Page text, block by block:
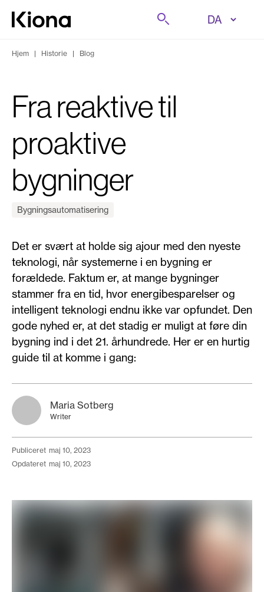
Gå til indhold
Gå til forsiden
Søg på
Hjem | Historie | Blog
Fra reaktive til
proaktive
bygninger
Bygningsautomatisering
Det er svært at holde sig ajour med den nyeste
teknologi, når systemerne i en bygning er
forældede. Faktum er, at mange bygninger
stammer fra en tid, hvor energibesparelser og
intelligent teknologi endnu ikke var opfundet. Den
gode nyhed er, at det stadig er muligt at føre din
bygning ind i det 21. århundrede. Her er en hurtig
guide til at komme i gang:
Maria Sotberg
Writer
publiceret maj 10, 2023
opdateret maj 10, 2023